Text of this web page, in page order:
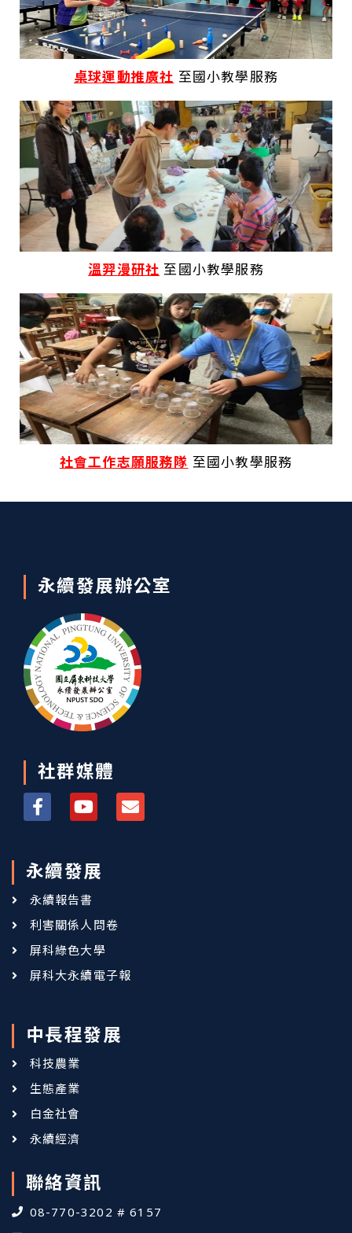
桌球運動推廣社 至國小教學服務
溫羿漫研社 至國小教學服務
社會工作志願服務隊 至國小教學服務
永續發展辦公室
社群媒體
永續發展
永續報告書
利害關係人問卷
屏科綠色大學
屏科大永續電子報
中長程發展
科技農業
生態產業
白金社會
永續經濟
聯絡資訊
08-770-3202 # 6157